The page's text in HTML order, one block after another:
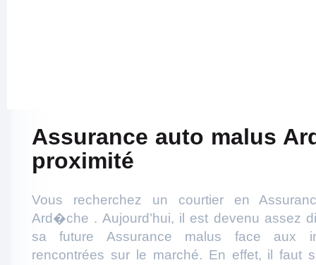
Assurance auto malus
proximité
Vous recherchez un courtier en
Ard�che . Aujourd’hui, il est devenu assez
sa future Assurance malus face aux
rencontrées sur le marché. En effet, il faut